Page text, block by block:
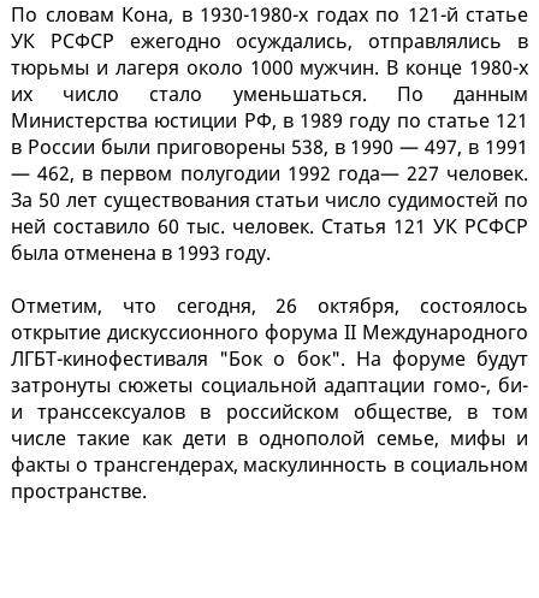
По словам Кона, в 1930-1980-х годах по 121-й статье
УК РСФСР ежегодно осуждались, отправлялись в
тюрьмы и лагеря около 1000 мужчин. В конце 1980-х
их число стало уменьшаться. По данным
Министерства юстиции РФ, в 1989 году по статье 121
в России были приговорены 538, в 1990 — 497, в 1991
— 462, в первом полугодии 1992 года— 227 человек.
За 50 лет существования статьи число судимостей по
ней составило 60 тыс. человек. Статья 121 УК РСФСР
была отменена в 1993 году.
Отметим, что сегодня, 26 октября, состоялось
открытие дискуссионного форума II Международного
ЛГБТ-кинофестиваля "Бок о бок". На форуме будут
затронуты сюжеты социальной адаптации гомо-, би-
и транссексуалов в российском обществе, в том
числе такие как дети в однополой семье, мифы и
факты о трансгендерах, маскулинность в социальном
пространстве.